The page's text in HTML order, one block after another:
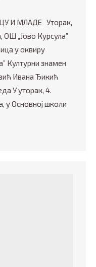
И МЛАДЕ Уторак,
ОШ „Јово Курсула”
у оквиру
Културни знамен
Ивана Ђикић
У уторак, 4.
у Основној школи